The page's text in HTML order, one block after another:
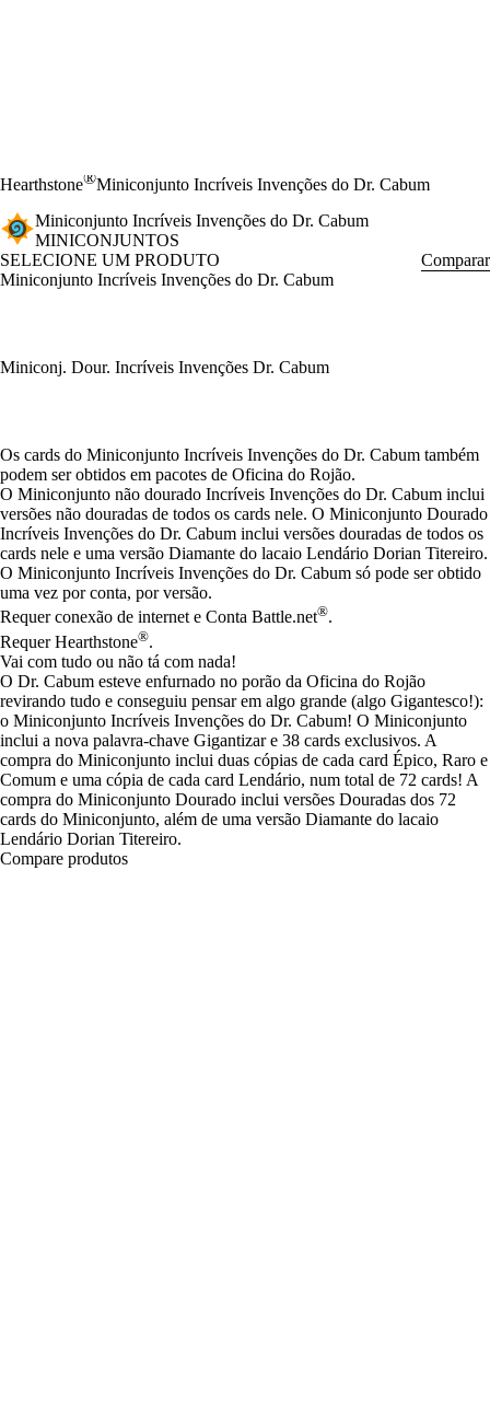
Hearthstone®Miniconjunto Incríveis Invenções do Dr. Cabum
Miniconjunto Incríveis Invenções do Dr. Cabum
MINICONJUNTOS
SELECIONE UM PRODUTO
Comparar
Miniconjunto Incríveis Invenções do Dr. Cabum
Miniconj. Dour. Incríveis Invenções Dr. Cabum
Available actions
Os cards do Miniconjunto Incríveis Invenções do Dr. Cabum também
podem ser obtidos em pacotes de Oficina do Rojão.
O Miniconjunto não dourado Incríveis Invenções do Dr. Cabum inclui
versões não douradas de todos os cards nele. O Miniconjunto Dourado
Incríveis Invenções do Dr. Cabum inclui versões douradas de todos os
cards nele e uma versão Diamante do lacaio Lendário Dorian Titereiro.
O Miniconjunto Incríveis Invenções do Dr. Cabum só pode ser obtido
uma vez por conta, por versão.
Requer conexão de internet e Conta Battle.net®.
Requer Hearthstone®.
Vai com tudo ou não tá com nada!
O Dr. Cabum esteve enfurnado no porão da Oficina do Rojão
revirando tudo e conseguiu pensar em algo grande (algo Gigantesco!):
o Miniconjunto Incríveis Invenções do Dr. Cabum! O Miniconjunto
inclui a nova palavra-chave Gigantizar e 38 cards exclusivos. A
compra do Miniconjunto inclui duas cópias de cada card Épico, Raro e
Comum e uma cópia de cada card Lendário, num total de 72 cards! A
compra do Miniconjunto Dourado inclui versões Douradas dos 72
cards do Miniconjunto, além de uma versão Diamante do lacaio
Lendário Dorian Titereiro.
Compare produtos